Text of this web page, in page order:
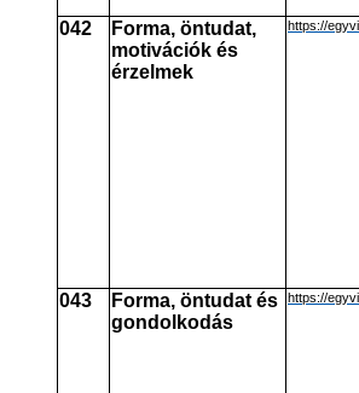
042
Forma, öntudat,
motivációk és
érzelmek
https://
043
Forma, öntudat és
gondolkodás
https://